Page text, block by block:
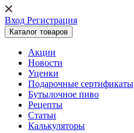
Вход Регистрация
Каталог товаров
Акции
Новости
Уценки
Подарочные сертификаты
Бутылочное пиво
Рецепты
Статьи
Калькуляторы